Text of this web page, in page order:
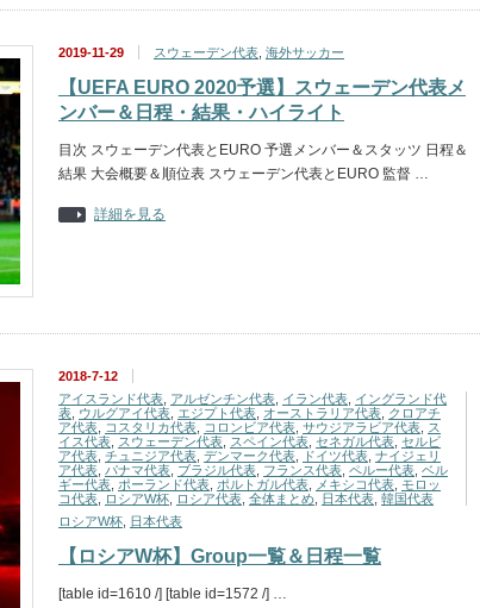
2019-11-29 スウェーデン代表 海外サッカー
【UEFA EURO 2020予選】スウェーデン代表メ
ンバー＆日程・結果・ハイライト
目次 スウェーデン代表とEURO 予選メンバー＆スタッツ 日程＆
結果 大会概要＆順位表 スウェーデン代表とEURO 監督 …
詳細を見る
2018-7-12
アイスランド代表 アルゼンチン代表 イラン代表 イングランド代
表 ウルグアイ代表 エジプト代表 オーストラリア代表 クロアチ
ア代表
コスタリカ代表 コロンビア代表 サウジアラビア代表 ス
イス代表 スウェーデン代表 スペイン代表 セネガル代表 セルビ
ア代表 チュニジア代表 デンマーク代表 ドイツ代表 ナイジェリ
ア代表 パナマ代表 ブラジル代表 フランス代表 ペルー代表 ベル
ギー代表 ポーランド代表 ポルトガル代表 メキシコ代表 モロッ
コ代表
ロシアW杯 ロシア代表 全体まとめ 日本代表 韓国代表
ロシアW杯 日本代表
【ロシアW杯】Group一覧＆日程一覧
[table id=1610 /] [table id=1572 /] …